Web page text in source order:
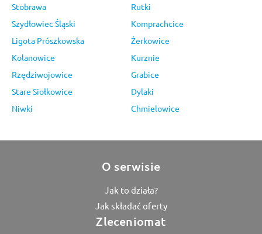
Stobrawa
Rutki
Szydłowiec Śląski
Komprachcice
Ligota Prószkowska
Żerkowice
Kolanowice
Kurznie
Rzędziwojowice
Grabice
Stare Siołkowice
Dylaki
Niwki
Chmielowice
O serwisie
Jak to działa?
Jak składać oferty
Zleceniomat